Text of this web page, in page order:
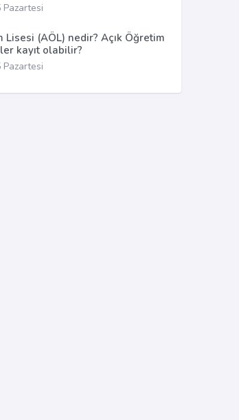
Lisesi (AÖL) nedir? Açık Öğretim
kayıt olabilir?